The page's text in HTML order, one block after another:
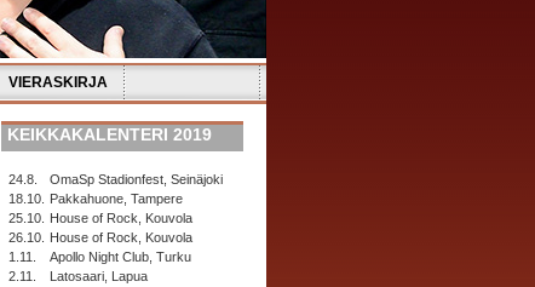
VIERASKIRJA
KEIKKAKALENTERI 2019
24.8.
OmaSp Stadionfest, Seinäjoki
18.10.
Pakkahuone, Tampere
25.10.
House of Rock, Kouvola
26.10.
House of Rock, Kouvola
1.11.
Apollo Night Club, Turku
2.11.
Latosaari, Lapua